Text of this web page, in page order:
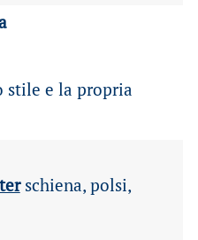
stile e la propria
schiena, polsi,